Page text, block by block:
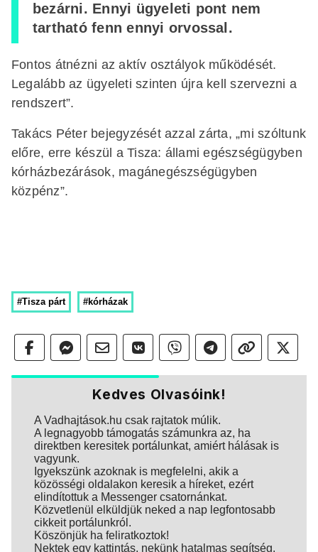
bezárni. Ennyi ügyeleti pont nem
tartható fenn ennyi orvossal.
Fontos átnézni az aktív osztályok működését.
Legalább az ügyeleti szinten újra kell szervezni a
rendszert”.
Takács Péter bejegyzését azzal zárta, „mi szóltunk
előre, erre készül a Tisza: állami egészségügyben
kórházbezárások, magánegészségügyben
közpénz”.
#Tisza párt #kórházak
Kedves Olvasóink!
A Vadhajtások.hu csak rajtatok múlik.
A legnagyobb támogatás számunkra az, ha
direktben keresitek portálunkat, amiért hálásak is
vagyunk.
Igyekszünk azoknak is megfelelni, akik a
közösségi oldalakon keresik a híreket, ezért
elindítottuk a Messenger csatornánkat.
Közvetlenül elküldjük neked a nap legfontosabb
cikkeit portálunkról.
Köszönjük ha feliratkoztok!
Nektek egy kattintás, nekünk hatalmas segítség.